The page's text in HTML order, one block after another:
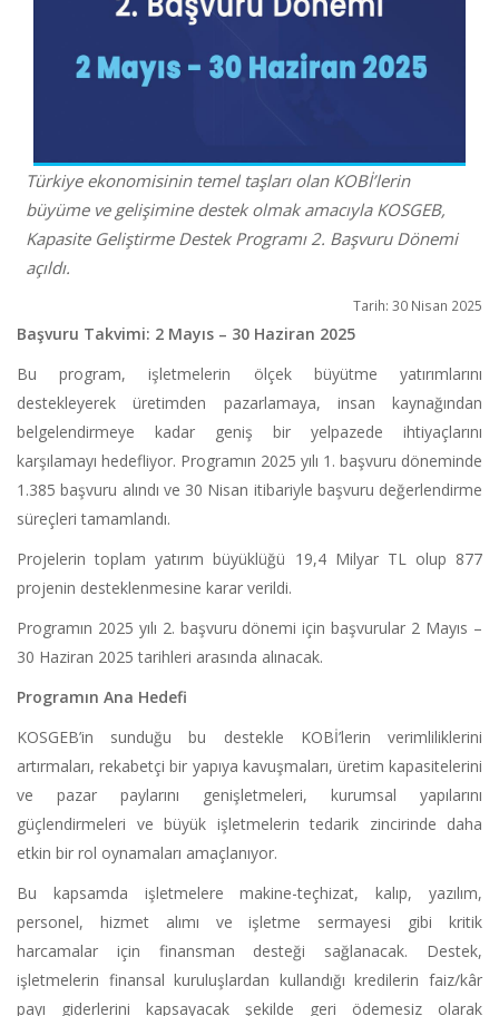
Türkiye ekonomisinin temel taşları olan KOBİ’lerin
büyüme ve gelişimine destek olmak amacıyla KOSGEB,
Kapasite Geliştirme Destek Programı 2. Başvuru Dönemi
açıldı.
Tarih: 30 Nisan 2025
Başvuru Takvimi: 2 Mayıs – 30 Haziran 2025
Bu program, işletmelerin ölçek büyütme yatırımlarını
destekleyerek üretimden pazarlamaya, insan kaynağından
belgelendirmeye kadar geniş bir yelpazede ihtiyaçlarını
karşılamayı hedefliyor. Programın 2025 yılı 1. başvuru döneminde
1.385 başvuru alındı ve 30 Nisan itibariyle başvuru değerlendirme
süreçleri tamamlandı.
Projelerin toplam yatırım büyüklüğü 19,4 Milyar TL olup 877
projenin desteklenmesine karar verildi.
Programın 2025 yılı 2. başvuru dönemi için başvurular 2 Mayıs –
30 Haziran 2025 tarihleri arasında alınacak.
Programın Ana Hedefi
KOSGEB’in sunduğu bu destekle KOBİ’lerin verimliliklerini
artırmaları, rekabetçi bir yapıya kavuşmaları, üretim kapasitelerini
ve pazar paylarını genişletmeleri, kurumsal yapılarını
güçlendirmeleri ve büyük işletmelerin tedarik zincirinde daha
etkin bir rol oynamaları amaçlanıyor.
Bu kapsamda işletmelere makine-teçhizat, kalıp, yazılım,
personel, hizmet alımı ve işletme sermayesi gibi kritik
harcamalar için finansman desteği sağlanacak. Destek,
işletmelerin finansal kuruluşlardan kullandığı kredilerin faiz/kâr
payı giderlerini kapsayacak şekilde geri ödemesiz olarak